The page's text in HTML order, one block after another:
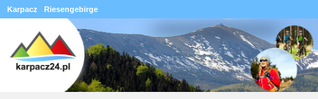
Karpacz Riesengebirge